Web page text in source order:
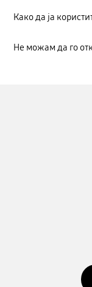
Како да ја
Не можам да го